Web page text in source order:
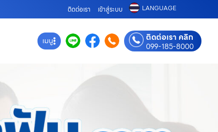
ติดต่อเรา เข้าสู่ระบบ LANGUAGE
เมนู ติดต่อเรา คลิก
099-185-8000